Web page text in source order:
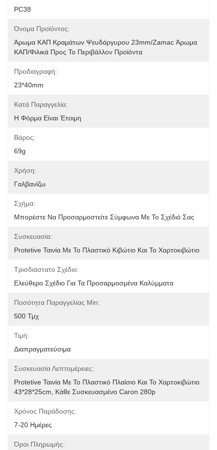
PC38
Όνομα Προϊόντος:
Άρωμα ΚΑΠ Κραμάτων Ψευδάργυρου 23mm/zamac Άρωμα
ΚΑΠ/φιλικά Προς Το Περιβάλλον Προϊόντα
Προδιαγραφή:
23*40mm
Κατά Παραγγελία:
Η Φόρμα Είναι Έτοιμη
Βάρος:
69g
Χρήση:
Γαλβανίζω
Σχήμα:
Μπορέστε Να Προσαρμοστείτε Σύμφωνα Με Το Σχέδιό Σας
Συσκευασία:
Protetive Ταινία Με Το Πλαστικό Κιβώτιο Και Το Χαρτοκιβώτιο
Τρισδιάστατο Σχέδιο:
Ελεύθερο Σχέδιο Για Τα Προσαρμοσμένα Καλύμματα
Ποσότητα Παραγγελίας Min:
500 Τμχ
Τιμή:
Διαπραγματεύσιμα
Συσκευασία Λεπτομέρειες:
Protetive Ταινία Με Το Πλαστικό Πλαίσιο Και Το Χαρτοκιβώτιο
43*28*25cm, Κάθε Συσκευασμένο Caron 280p
Χρόνος Παράδοσης:
7-20 Ημέρες
Όροι Πληρωμής: